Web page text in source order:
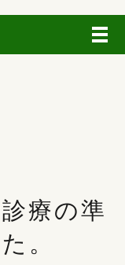
メ
療の準
。